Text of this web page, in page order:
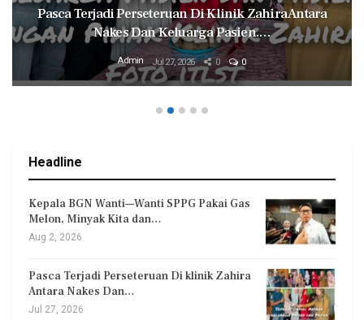
Pasca Terjadi Perseteruan Di Klinik Zahira Antara
Nakes Dan Keluarga Pasien.…
Admin Jul 27, 2026 0 0
Headline
Kepala BGN Wanti—Wanti SPPG Pakai Gas
Melon, Minyak Kita dan…
Aug 2, 2026
Pasca Terjadi Perseteruan Di klinik Zahira
Antara Nakes Dan…
Jul 27, 2026